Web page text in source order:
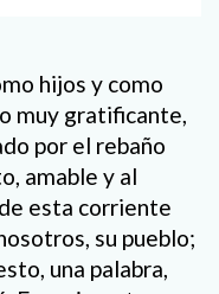
hijos y como
muy gratificante,
por el rebaño
amable y al
esta corriente
su pueblo;
una palabra,